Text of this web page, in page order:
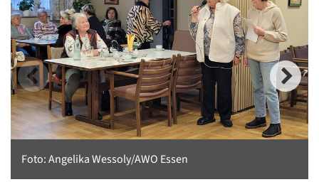
Foto: Angelika Wessoly/AWO Essen